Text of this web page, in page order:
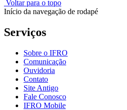
Voltar para o topo
Início da navegação de rodapé
Serviços
Sobre o IFRO
Comunicação
Ouvidoria
Contato
Site Antigo
Fale Conosco
IFRO Mobile